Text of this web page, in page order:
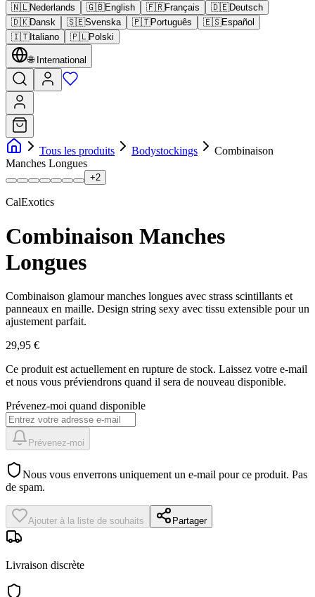
🇳🇱Nederlands 🇬🇧English 🇫🇷Français 🇩🇪Deutsch
🇩🇰Dansk 🇸🇪Svenska 🇵🇹Português 🇪🇸Español
🇮🇹Italiano 🇵🇱Polski
🌐 International
Tous les produits Bodystockings
Combinaison
Manches Longues
+2
CalExotics
Combinaison Manches
Longues
Combinaison glamour manches longues avec strass scintillants et
panneaux en maille. Design string sexy avec tissu extensible pour un
ajustement parfait.
29,95 €
Ce produit est actuellement en rupture de stock. Laissez votre e-mail
et nous vous préviendrons quand il sera de nouveau disponible.
Prévenez-moi quand disponible
Prévenez-moi
Nous vous enverrons uniquement un e-mail pour ce produit. Pas
de spam.
Ajouter à la liste de souhaits Partager
Livraison discrète